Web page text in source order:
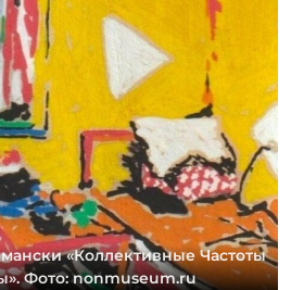
«Коллективные Частоты
Фото: nonmuseum.ru